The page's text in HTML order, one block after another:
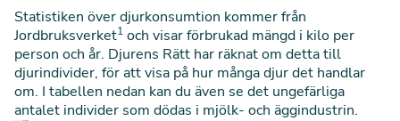
Statistiken över djurkonsumtion kommer från
Jordbruksverket1 och visar förbrukad mängd i kilo per
person och år. Djurens Rätt har räknat om detta till
djurindivider, för att visa på hur många djur det handlar
om. I tabellen nedan kan du även se det ungefärliga
antalet individer som dödas i mjölk- och äggindustrin.